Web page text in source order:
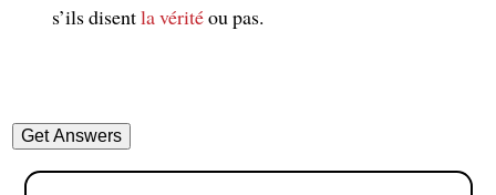
s’ils disentla véritéou pas.